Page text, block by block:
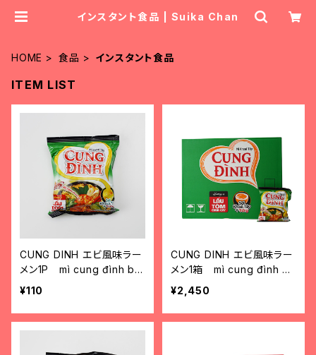
インスタント食品 | Suika Chan
HOME 食品 インスタント食品
ITEM LIST
CUNG DINH エビ風味ラー
メン1P mì cung đình bò
hầm 1 gói
¥110
CUNG DINH エビ風味ラー
メン1箱 mì cung đình bò
hầm 1 thùng
¥2,450